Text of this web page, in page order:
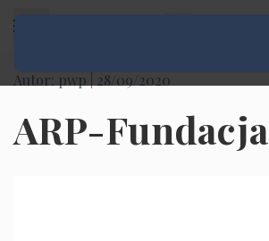
Autor: pwp | 28/09/2020
ARP-Fundacja